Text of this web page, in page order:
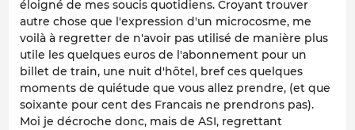
éloigné de mes soucis quotidiens. Croyant trouver
autre chose que l'expression d'un microcosme, me
voilà à regretter de n'avoir pas utilisé de manière plus
utile les quelques euros de l'abonnement pour un
billet de train, une nuit d'hôtel, bref ces quelques
moments de quiétude que vous allez prendre, (et que
soixante pour cent des Francais ne prendrons pas).
Moi je décroche donc, mais de ASI, regrettant